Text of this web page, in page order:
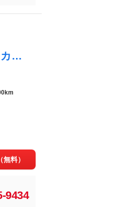
ムーヴ ＸリミテッドＩＩ ＳＡＩＩＩ 純正ＳＤナビ バックカメラ 禁煙車 シートヒーター コーナーセンサー ＬＥＤヘッド 純正１４インチアルミ オートハイビーム オートライト オートエアコン Ｂｌｕｅｔｏｏｔｈ ＣＤ ＤＶＤ再生
料）
9434